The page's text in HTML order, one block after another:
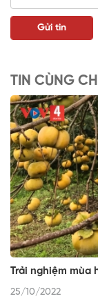
TIN CÙNG
Trải nghiệm mùa
25/10/2022